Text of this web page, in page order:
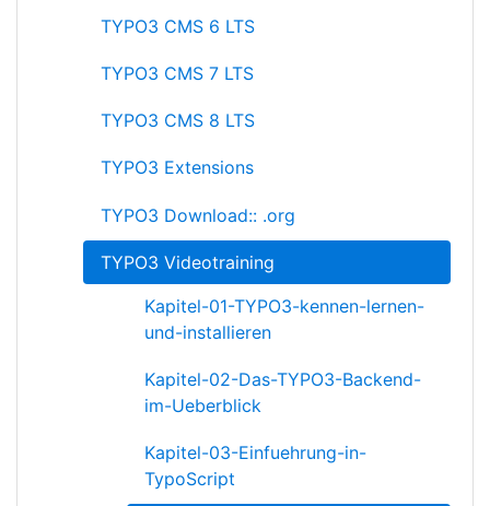
TYPO3 CMS 6 LTS
TYPO3 CMS 7 LTS
TYPO3 CMS 8 LTS
TYPO3 Extensions
TYPO3 Download:: .org
TYPO3 Videotraining
Kapitel-01-TYPO3-kennen-lernen-
und-installieren
Kapitel-02-Das-TYPO3-Backend-
im-Ueberblick
Kapitel-03-Einfuehrung-in-
TypoScript